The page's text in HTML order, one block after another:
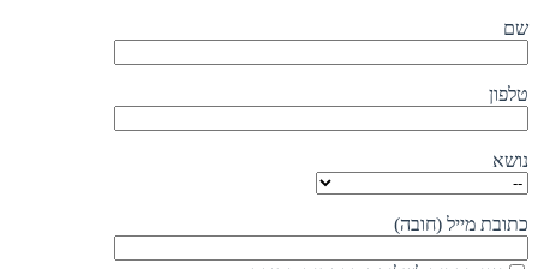
שם
טלפון
נושא
כתובת מייל (חובה)